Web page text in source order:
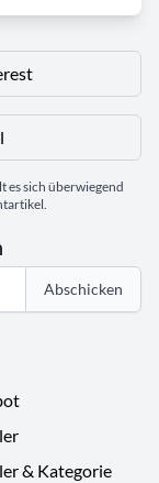
es sich überwiegend
Abschicken
& Kategorie